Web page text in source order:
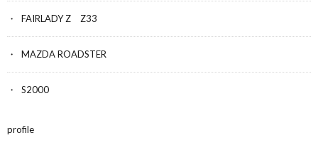
FAIRLADY Z Z33
MAZDA ROADSTER
S2000
profile